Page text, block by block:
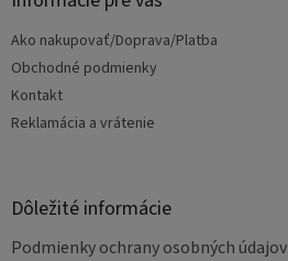
Ako nakupovať/Doprava/Platba
Obchodné podmienky
Kontakt
Reklamácia a vrátenie
Dôležité informácie
Podmienky ochrany osobných údajov